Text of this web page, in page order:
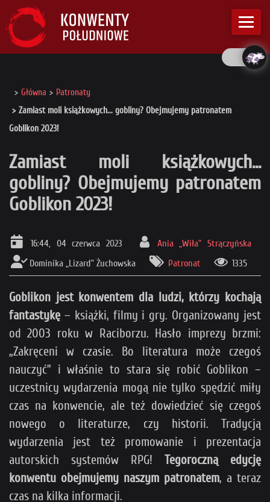
Główna
Patronaty
Zamiast moli książkowych... gobliny? Obejmujemy patronatem
Goblikon 2023!
Zamiast moli książkowych...
gobliny? Obejmujemy patronatem
Goblikon 2023!
16:44, 04 czerwca 2023
Ania „Wiła” Strączyńska
Dominika „Lizard” Żuchowska
Patronat 1335
Goblikon jest konwentem dla ludzi, którzy kochają
fantastykę – książki, filmy i gry. Organizowany jest
od 2003 roku w Raciborzu. Hasło imprezy brzmi:
„Zakręceni w czasie. Bo literatura może czegoś
nauczyć” i właśnie to stara się robić Goblikon –
uczestnicy wydarzenia mogą nie tylko spędzić miły
czas na konwencie, ale też dowiedzieć się czegoś
nowego o literaturze, czy historii. Tradycją
wydarzenia jest też promowanie i prezentacja
autorskich systemów RPG! Tegoroczną edycję
konwentu obejmujemy naszym patronatem, a teraz
czas na kilka informacji.